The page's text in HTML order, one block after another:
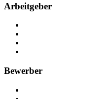
Arbeitgeber
Bewerber